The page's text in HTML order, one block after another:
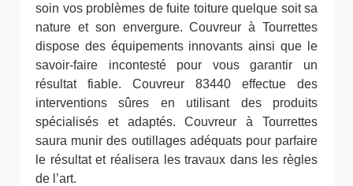
soin vos problèmes de fuite toiture quelque soit sa
nature et son envergure. Couvreur à Tourrettes
dispose des équipements innovants ainsi que le
savoir-faire incontesté pour vous garantir un
résultat fiable. Couvreur 83440 effectue des
interventions sûres en utilisant des produits
spécialisés et adaptés. Couvreur à Tourrettes
saura munir des outillages adéquats pour parfaire
le résultat et réalisera les travaux dans les règles
de l’art.